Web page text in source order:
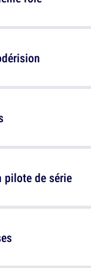
pilote de série